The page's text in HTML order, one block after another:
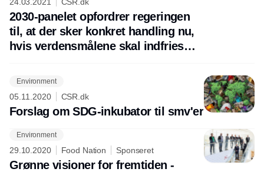
2030-panelet opfordrer regeringen
til, at der sker konkret handling nu,
hvis verdensmålene skal indfries
Environment
05.11.2020 CSR.dk
Forslag om SDG-inkubator til smv'er
Environment
29.10.2020 Food Nation Sponseret
Grønne visioner for fremtiden -